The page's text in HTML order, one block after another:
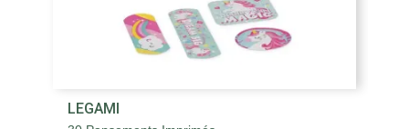
LEGAMI